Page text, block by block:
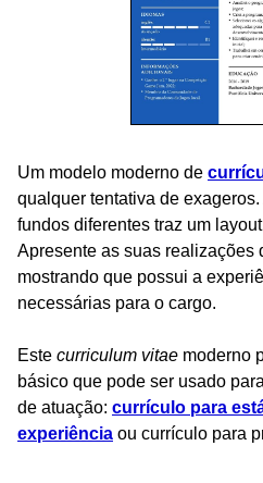
Um modelo moderno de
qualquer tentativa de
fundos diferentes traz um
Apresente as suas realizações
mostrando que possui a
necessárias para o cargo.
Este curriculum vitae moderno
básico que pode ser usado
de atuação: currículo para
experiência ou currículo para